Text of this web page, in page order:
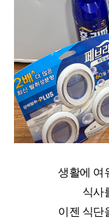
생활에 여
식사
이젠 식단